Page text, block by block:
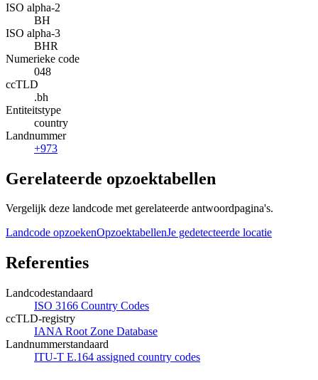
ISO alpha-2
BH
ISO alpha-3
BHR
Numerieke code
048
ccTLD
.bh
Entiteitstype
country
Landnummer
+973
Gerelateerde opzoektabellen
Vergelijk deze landcode met gerelateerde antwoordpagina's.
Landcode opzoekenOpzoektabellenJe gedetecteerde locatie
Referenties
Landcodestandaard
ISO 3166 Country Codes
ccTLD-registry
IANA Root Zone Database
Landnummerstandaard
ITU-T E.164 assigned country codes